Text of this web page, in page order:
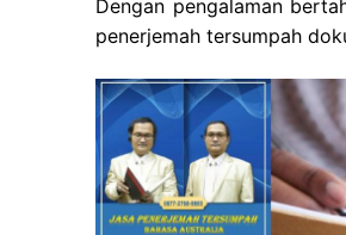
Dengan pengalaman
penerjemah tersumpah